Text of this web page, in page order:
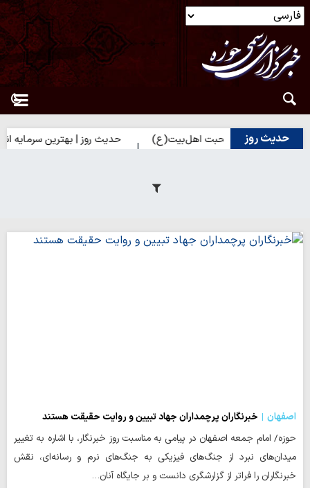
حدیث روز
شدن به محبت اهل‌بیت(ع) حدیث روز | بهترین سرمایه انسان
اصفهان
خبرنگاران پرچمداران جهاد تبیین و روایت حقیقت هستند
حوزه/ امام جمعه اصفهان در پیامی به مناسبت روز خبرنگار، با اشاره به تغییر
میدان‌های نبرد از جنگ‌های فیزیکی به جنگ‌های نرم و رسانه‌ای، نقش
خبرنگاران را فراتر از گزارشگری دانست و بر جایگاه آنان…